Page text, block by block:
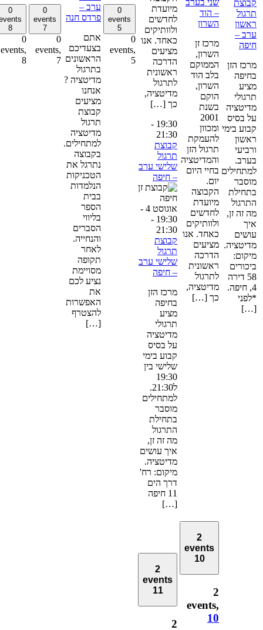
–
הזן
בסיס
בימי
זה זן,
58 דירה
4, חיפה.
שני בערב
– הוד
השרון
מרכז זן
השרון,
הממוקם
בלב הוד
השרון,
הוקם
בשנת
2001
ומכוון
להעמקת
תרגול הזן
והמדיטציה
בחיי היום
יום.
הקבוצה
מיועדת
לחדשים
ולוותיקים
כאחד. אנו
מציעים
הדרכה
ראשונית
לתרגול
מדיטציה,
כך […]
מיועדת
לחדשים
ולוותיקים
כאחד. אנו
מציעים
הדרכה
ראשונית
לתרגול
מדיטציה,
כך […]
19:30
-
21:30
קבוצת
תרגול
שלישי ערב
– חיפה
אוגוסט 4 -
19:30
-
21:30
קבוצת
תרגול
שלישי ערב
– חיפה
מרכז הזן
בחיפה
מציע
תרגולי
מדיטציה
על בסיס
קבוע בימי
שלישי בין
19:30
ל21:30.
למתחילים
מוסבר
בתחילת
התרגול
מה זה זן,
איך עושים
מדיטציה.
מיקום: רח'
דרך הים
11 חיפה
[…]
events
0
events,
ערב –
פרדס חנה
אתם
בצעדיכם
הראשונים
בתרגול
מדיטציה ?
אנחנו
מציעים
קבוצת
תרגול
מדיטציה
למתחילים.
בקבוצה
נתרגל את
הטכניקות
הנלמדות
בבית
הספר
בליווי
הסברים
והנחייה.
לאחר
תקופה
מסויימת
נציע לכם
את
האפשרות
להצטרף
[…]
events
events,
7
events
events,
events
10
events,
10
events
11